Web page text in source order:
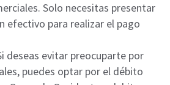
Solo necesitas presentar
efectivo para realizar el pago
deseas evitar preocuparte por
puedes optar por el débito